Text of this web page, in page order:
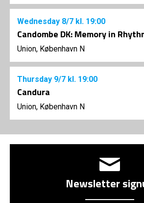
Wednesday 8/7 kl. 19:00
Candombe DK: Memory in
Union, København N
Thursday 9/7 kl. 19:00
Candura
Union, København N
Newsletter